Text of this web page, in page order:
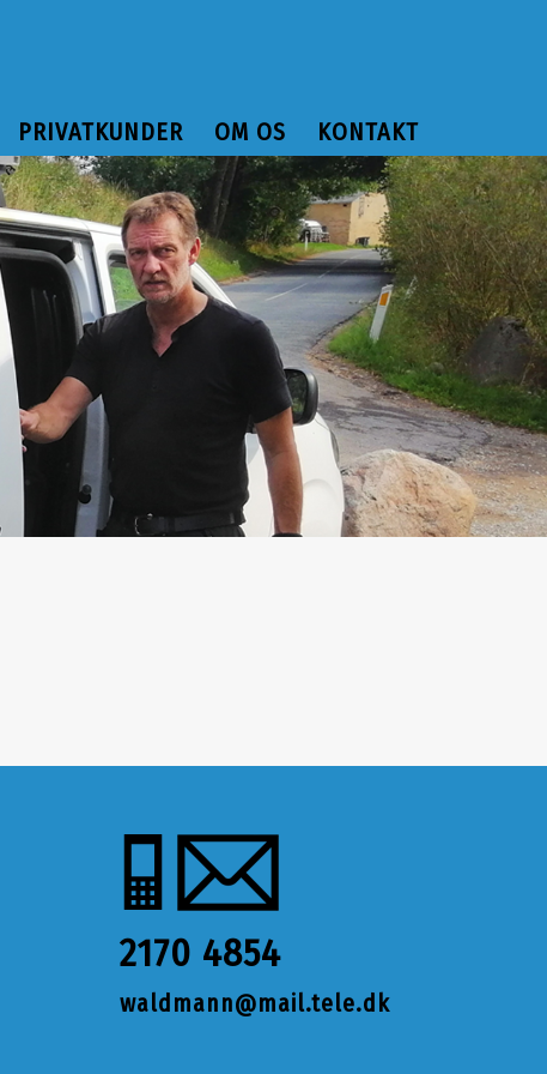
PRIVATKUNDER OM OS KONTAKT
2170 4854
waldmann@mail.tele.dk